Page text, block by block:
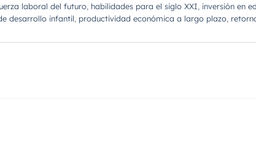
laboral del futuro, habilidades para el siglo XXI, inversión en
desarrollo infantil, productividad económica a largo plazo,